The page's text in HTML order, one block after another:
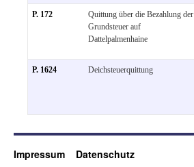
P. 172
Quittung über die Bezahlung der
Grundsteuer auf
Dattelpalmenhaine
P. 1624 Deichsteuerquittung
Impressum Datenschutz